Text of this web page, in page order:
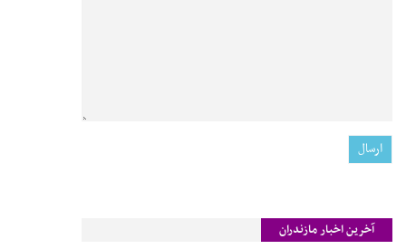
آخرین اخبار مازندران